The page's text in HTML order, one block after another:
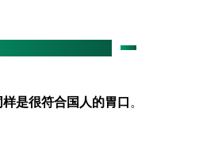
是很符合国人的胃口 。